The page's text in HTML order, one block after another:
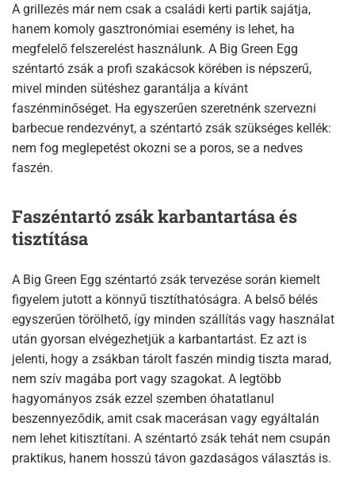
A grillezés már nem csak a családi kerti partik sajátja,
hanem komoly gasztronómiai esemény is lehet, ha
megfelelő felszerelést használunk. A Big Green Egg
széntartó zsák a profi szakácsok körében is népszerű,
mivel minden sütéshez garantálja a kívánt
faszénminőséget. Ha egyszerűen szeretnénk szervezni
barbecue rendezvényt, a széntartó zsák szükséges kellék:
nem fog meglepetést okozni se a poros, se a nedves
faszén.
Faszéntartó zsák karbantartása és
tisztítása
A Big Green Egg széntartó zsák tervezése során kiemelt
figyelem jutott a könnyű tisztíthatóságra. A belső bélés
egyszerűen törölhető, így minden szállítás vagy használat
után gyorsan elvégezhetjük a karbantartást. Ez azt is
jelenti, hogy a zsákban tárolt faszén mindig tiszta marad,
nem szív magába port vagy szagokat. A legtöbb
hagyományos zsák ezzel szemben óhatatlanul
beszennyeződik, amit csak macerásan vagy egyáltalán
nem lehet kitisztítani. A széntartó zsák tehát nem csupán
praktikus, hanem hosszú távon gazdaságos választás is.